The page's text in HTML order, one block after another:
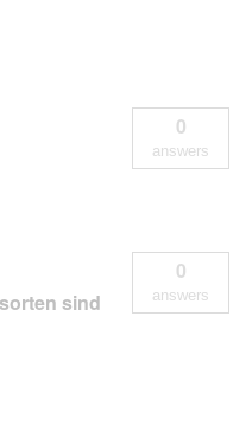
0
answers
sind
0
answers